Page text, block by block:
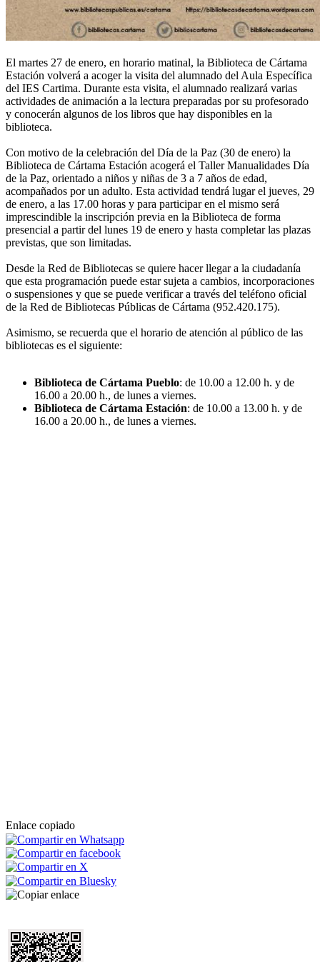
El martes 27 de enero, en horario matinal, la Biblioteca de Cártama
Estación volverá a acoger la visita del alumnado del Aula Específica
del IES Cartima. Durante esta visita, el alumnado realizará varias
actividades de animación a la lectura preparadas por su profesorado
y conocerán algunos de los libros que hay disponibles en la
biblioteca.
Con motivo de la celebración del Día de la Paz (30 de enero) la
Biblioteca de Cártama Estación acogerá el Taller Manualidades Día
de la Paz, orientado a niños y niñas de 3 a 7 años de edad,
acompañados por un adulto. Esta actividad tendrá lugar el jueves, 29
de enero, a las 17.00 horas y para participar en el mismo será
imprescindible la inscripción previa en la Biblioteca de forma
presencial a partir del lunes 19 de enero y hasta completar las plazas
previstas, que son limitadas.
Desde la Red de Bibliotecas se quiere hacer llegar a la ciudadanía
que esta programación puede estar sujeta a cambios, incorporaciones
o suspensiones y que se puede verificar a través del teléfono oficial
de la Red de Bibliotecas Públicas de Cártama (952.420.175).
Asimismo, se recuerda que el horario de atención al público de las
bibliotecas es el siguiente:
Biblioteca de Cártama Pueblo: de 10.00 a 12.00 h. y de
16.00 a 20.00 h., de lunes a viernes.
Biblioteca de Cártama Estación: de 10.00 a 13.00 h. y de
16.00 a 20.00 h., de lunes a viernes.
Enlace copiado